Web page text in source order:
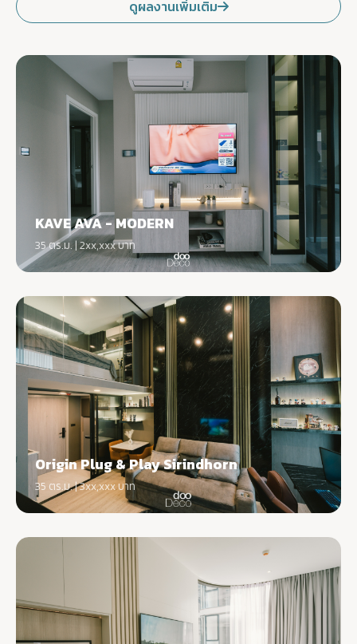
ดูผลงานเพิ่มเติม
KAVE AVA - MODERN
35 ตร.ม. | 2xx,xxx บาท
Origin Plug & Play Sirindhorn
35 ตร.ม. | 3xx,xxx บาท